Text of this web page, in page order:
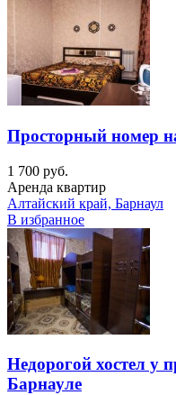
Просторный номер
1 700 руб.
Аренда квартир
Алтайский край, Барнаул
В избранное
Недорогой хостел у
Барнауле